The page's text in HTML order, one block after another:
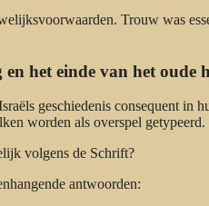
Trouw was
het einde van het oude
geschiedenis consequent in
worden als overspel getypeerd.
volgens de Schrift?
antwoorden: